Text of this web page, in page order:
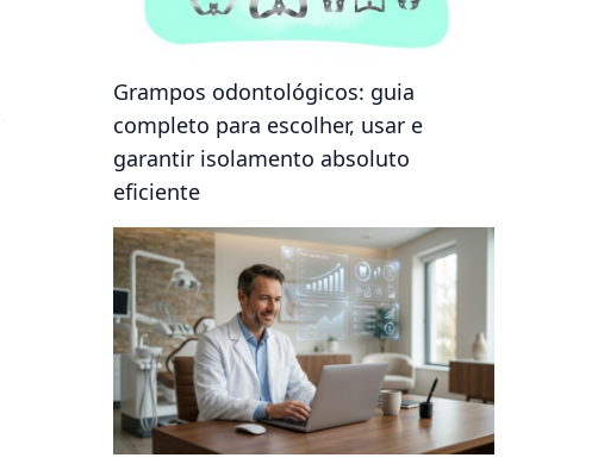
Grampos odontológicos: guia
completo para escolher, usar e
garantir isolamento absoluto
eficiente